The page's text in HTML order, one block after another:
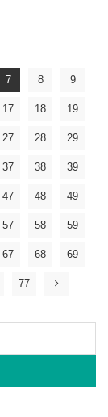
7 8 9
17 18 19
27 28 29
37 38 39
47 48 49
57 58 59
67 68 69
77